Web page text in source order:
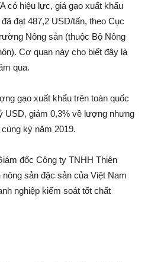
có hiệu lực, giá gạo xuất khẩu
đạt 487,2 USD/tấn, theo Cục
Nông sản (thuộc Bộ Nông
Cơ quan này cho biết đây là
qua.
gạo xuất khẩu trên toàn quốc
USD, giảm 0,3% về lượng nhưng
kỳ năm 2019.
đốc Công ty TNHH Thiên
sản đặc sản của Việt Nam
nghiệp kiểm soát tốt chất